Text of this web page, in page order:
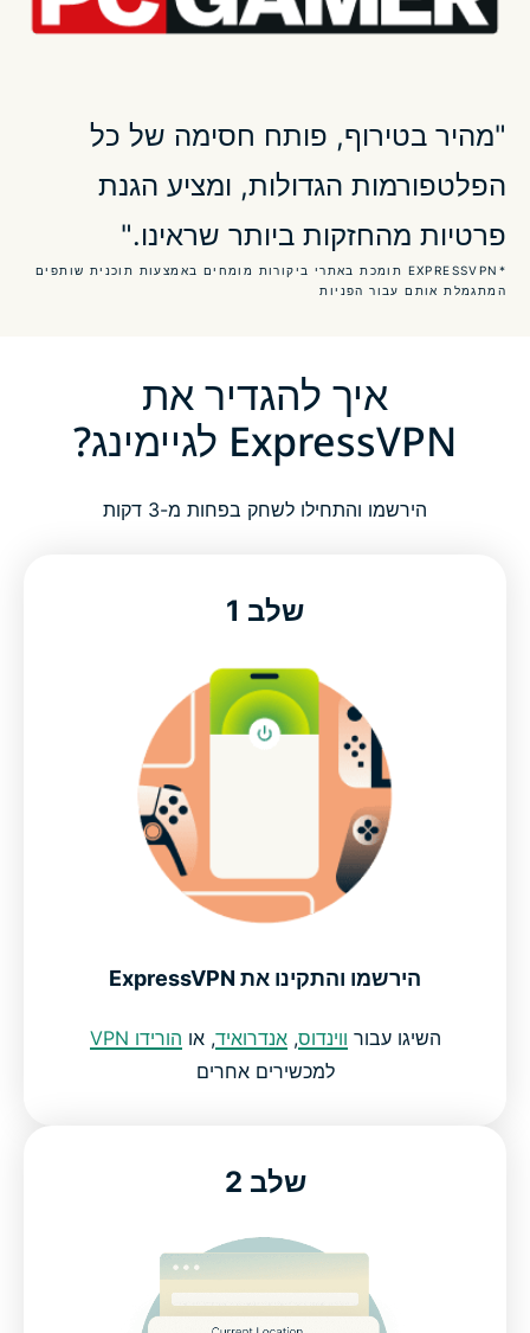
למה ExpressVPN הוא ה-VPN הכי טוב לגיימינג
ExpressVPN תואם לכל המשחקים האהובים עליכם
מחפשים יותר תכני גיימינג?
הכירו את מבצעי הגיימינג העדכניים של ExpressVPN
מותאם לסביבות גיימינג אמיתיות
הישארו מחוברים בבטחה למשחקים שאתם אוהבים
הגנו על הנתונים והחיבור שלכם בזמן המשחק
חוות דעת של הלקוחות המרוצים ביותר שלנו
"מהיר בטירוף, פותח חסימה של כל
הפלטפורמות הגדולות, ומציע הגנת
פרטיות מהחזקות ביותר שראינו."
*EXPRESSVPN תומכת באתרי ביקורות מומחים באמצעות תוכנית שותפים
המתגמלת אותם עבור הפניות
איך להגדיר את
ExpressVPN לגיימינג?
הירשמו והתחילו לשחק בפחות מ-3 דקות
שלב 1
הירשמו והתקינו את ExpressVPN
השיגו עבור ווינדוס,אנדרואיד, או הורידו VPN
למכשירים אחרים
שלב 2